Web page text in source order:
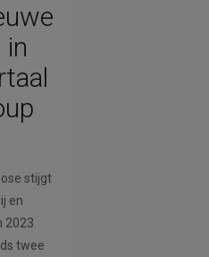
in
stijgt
en
2023
twee